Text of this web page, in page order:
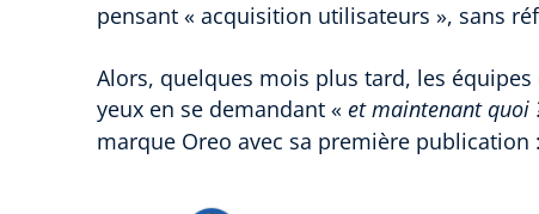
pensant « acquisition utilisateurs », sans
Alors, quelques mois plus tard, les
yeux en se demandant « et maintenant quoi
marque Oreo avec sa première publication :